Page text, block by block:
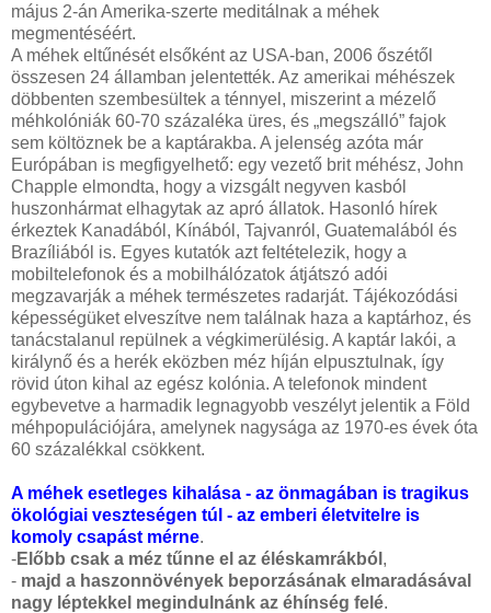
május 2-án Amerika-szerte meditálnak a méhek
megmentéséért.
A méhek eltűnését elsőként az USA-ban, 2006 őszétől
összesen 24 államban jelentették. Az amerikai méhészek
döbbenten szembesültek a ténnyel, miszerint a mézelő
méhkolóniák 60-70 százaléka üres, és „megszálló” fajok
sem költöznek be a kaptárakba. A jelenség azóta már
Európában is megfigyelhető: egy vezető brit méhész, John
Chapple elmondta, hogy a vizsgált negyven kasból
huszonhármat elhagytak az apró állatok. Hasonló hírek
érkeztek Kanadából, Kínából, Tajvanról, Guatemalából és
Brazíliából is. Egyes kutatók azt feltételezik, hogy a
mobiltelefonok és a mobilhálózatok átjátszó adói
megzavarják a méhek természetes radarját. Tájékozódási
képességüket elveszítve nem találnak haza a kaptárhoz, és
tanácstalanul repülnek a végkimerülésig. A kaptár lakói, a
királynő és a herék eközben méz híján elpusztulnak, így
rövid úton kihal az egész kolónia. A telefonok mindent
egybevetve a harmadik legnagyobb veszélyt jelentik a Föld
méhpopulációjára, amelynek nagysága az 1970-es évek óta
60 százalékkal csökkent.
A méhek esetleges kihalása - az önmagában is tragikus
ökológiai veszteségen túl - az emberi életvitelre is
komoly csapást mérne.
-Előbb csak a méz tűnne el az éléskamrákból ,
- majd a haszonnövények beporzásának elmaradásával
nagy léptekkel megindulnánk az éhínség felé.